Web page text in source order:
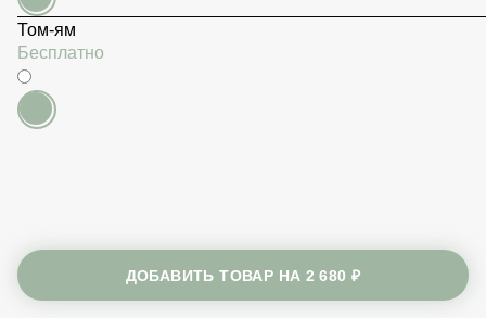
Том-ям
Бесплатно
ДОБАВИТЬ ТОВАР НА 2 680 ₽